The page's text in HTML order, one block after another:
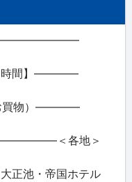
―――――――――
時間】――――
買物）――――
＜各地＞
正池・帝国ホテル